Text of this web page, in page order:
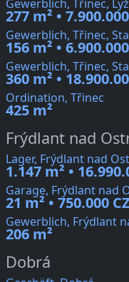
Gewerblich, Třinec,
277 m² •
Gewerblich, Třinec,
156 m² •
Gewerblich, Třinec,
360 m² •
Ordination, Třinec
425 m²
Frýdlant nad
Lager, Frýdlant nad
1.147 m² •
Garage, Frýdlant nad
21 m² • 750.000
Gewerblich, Frýdlant
206 m²
Dobrá